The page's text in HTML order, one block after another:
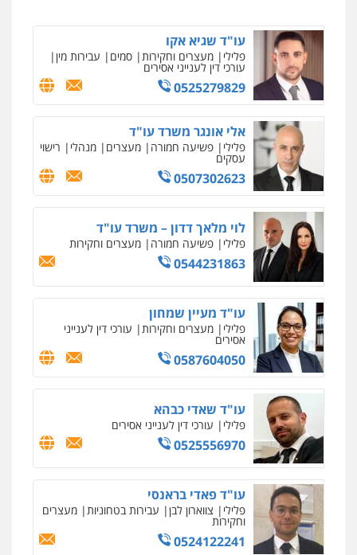
עו"ד שגיא אקו
פלילי מעצרים וחקירות סמים עבירות מין
עורכי דין לענייני אסירים
0525279829
אלי אונגר משרד עו"ד
פלילי פשיעה חמורה מעצרים מנהלי רישוי
עסקים
0507302623
לוי מלאך דדון – משרד עו"ד
פלילי פשיעה חמורה מעצרים וחקירות
0544231863
עו"ד מעיין שמחון
פלילי מעצרים וחקירות עורכי דין לענייני
אסירים
0587604050
עו"ד שאדי כבהא
פלילי עורכי דין לענייני אסירים
0525556970
עו"ד פאדי בראנסי
פלילי צווארון לבן עבירות בטחוניות מעצרים
וחקירות
0524122241
צילום עורכי דין שירותים מקצועיים לעורכי
דין
0504578527
מחיקת כתבות מגוגל ודחיקת אזכורים
שליליים
שירותים מקצועיים לעורכי דין
0522508109
מהירות הגנה גיבוי תמיכה שירותים
אסירים עבירות מין שירותים מקצועיים
לעורכי דין
0544500346
טיפול בהתמכרויות שירותים מקצועיים
0504062539
עבירות כלכליות הלבנת הון חילוטים
עבירות פליליות
0544385337